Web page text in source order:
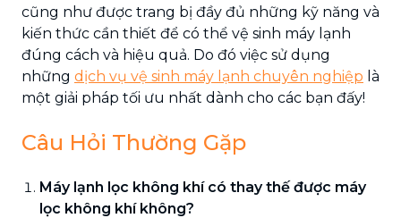
cũng như được trang bị đầy đủ những kỹ năng và
kiến thức cần thiết để có thể vệ sinh máy lạnh
đúng cách và hiệu quả. Do đó việc sử dụng
những dịch vụ vệ sinh máy lạnh chuyên nghiệp là
một giải pháp tối ưu nhất dành cho các bạn đấy!
Câu Hỏi Thường Gặp
Máy lạnh lọc không khí có thay thế được máy
lọc không khí không?